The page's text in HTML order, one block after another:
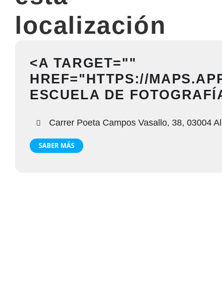
localización
<A TARGET=""
HREF="HTTPS://
ESCUELA DE
Carrer Poeta Campos Vasallo, 38, 03004
SABER MÁS